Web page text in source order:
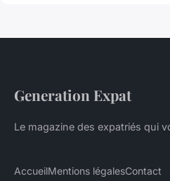
Generation Expat
Le magazine des expatriés qui
AccueilMentions légalesContact